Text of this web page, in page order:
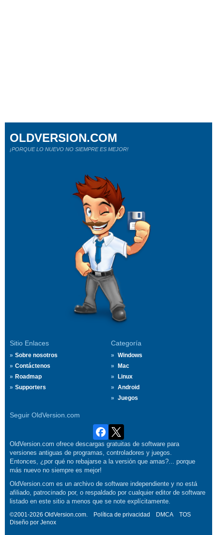
Sitio Enlaces
Sobre nosotros
Contáctenos
Roadmap
Supporters
Categoría
Windows
Mac
Linux
Android
Juegos
Seguir OldVersion.com
OLDVERSION.COM
¡PORQUE LO NUEVO NO SIEMPRE ES MEJOR!
OldVersion.com ofrece descargas gratuitas de software para
versiones antiguas de programas, controladores y juegos.
Entonces, ¿por qué no rebajarse a la versión que amas?... porque
más nuevo no siempre es mejor!
OldVersion.com es un archivo de software independiente y no está
afiliado, patrocinado por, o respaldado por cualquier editor de software
listado en este sitio a menos que se note explícitamente.
©2001-2026 OldVersion.com. Política de privacidad DMCA
TOS
Diseño por Jenox